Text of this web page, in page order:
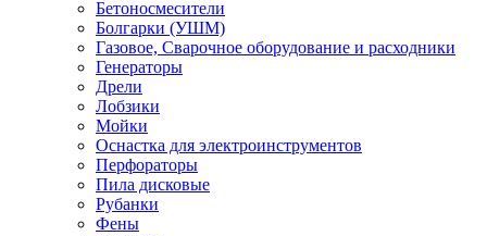
Бетоносмесители
Болгарки (УШМ)
Газовое, Сварочное оборудование и расходники
Генераторы
Дрели
Лобзики
Мойки
Оснастка для электроинструментов
Перфораторы
Пила дисковые
Рубанки
Фены